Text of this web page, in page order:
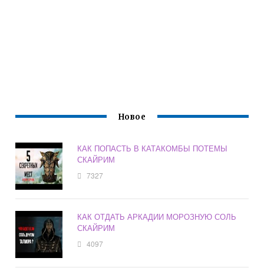
Новое
КАК ПОПАСТЬ В КАТАКОМБЫ ПОТЕМЫ
СКАЙРИМ
7327
КАК ОТДАТЬ АРКАДИИ МОРОЗНУЮ СОЛЬ
СКАЙРИМ
4097